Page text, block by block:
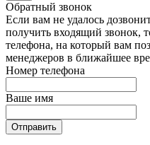
Обратный звонок
Если вам не удалось
получить входящий звонок,
телефона, на который вам
менеджеров в ближайшее
Номер телефона
Ваше имя
Отправить